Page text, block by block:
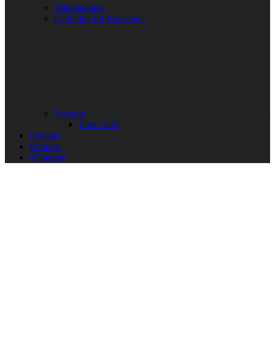
Bikepacking
Leitfaden für Einsteiger
Rezepte
Low Carb
Podcast
Rennen
#Themen